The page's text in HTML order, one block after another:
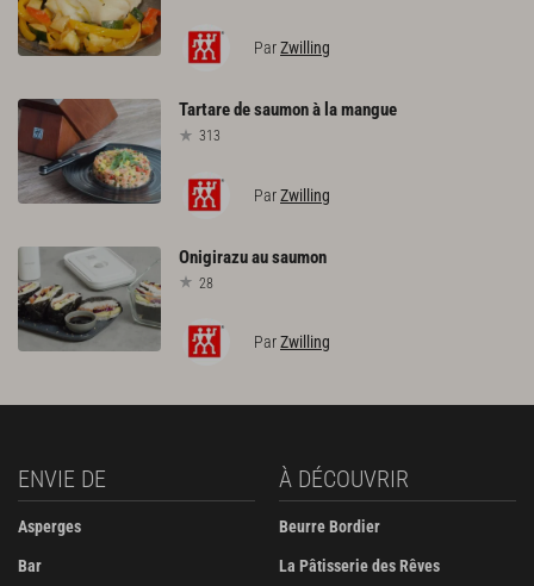
ParZwilling
Tartaredesaumonà lamangue
313
ParZwilling
Onigirazuausaumon
28
ParZwilling
ENVIE DE
Asperges
Bar
À DÉCOUVRIR
Beurre Bordier
La Pâtisserie des Rêves